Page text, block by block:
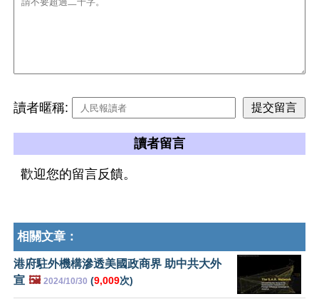
讀者暱稱:
讀者留言
歡迎您的留言反饋。
相關文章：
港府駐外機構滲透美國政商界 助中共大外
宣 🖼️ 2024/10/30 (9,009次)